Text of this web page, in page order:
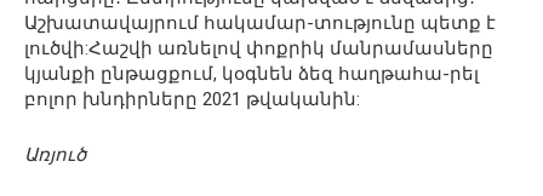
Աշխատավայրում հակամար-տությունը պետք է
լուծվի:Հաշվի առնելով փոքրիկ մանրամասները
կյանքի ընթացքում, կօգնեն ձեզ հաղթահա-րել
բոլոր խնդիրները 2021 թվականին:
Առյուծ